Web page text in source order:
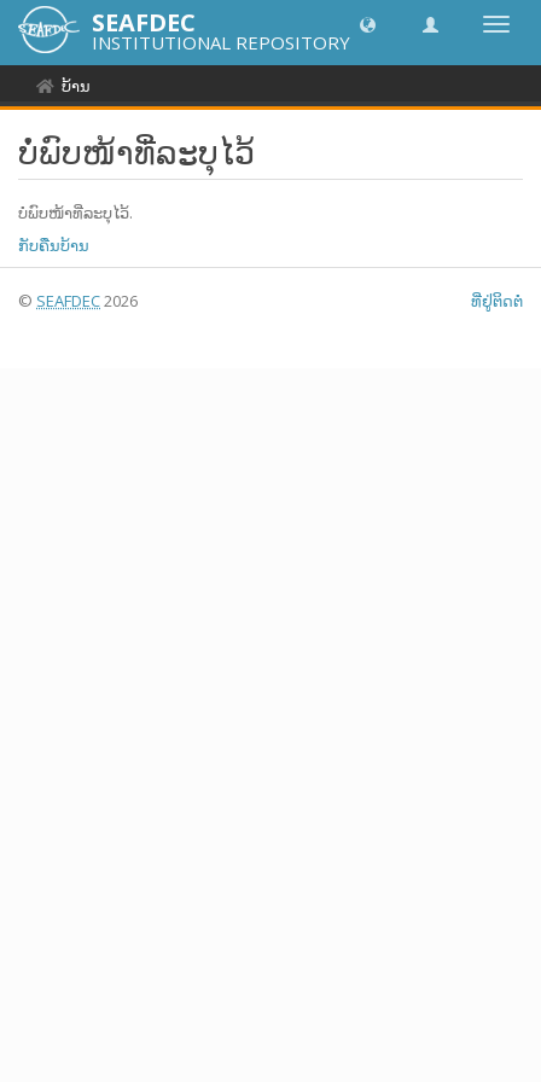
SEAFDEC
INSTITUTIONAL REPOSITORY
ບ້ານ
ບໍ່ພົບໜ້າທີ່ລະບຸໄວ້
ບໍ່ພົບໜ້າທີ່ລະບຸໄວ້.
ກັບຄືນບ້ານ
© SEAFDEC2026 ທີ່ຢູ່ຕິດຕໍ່